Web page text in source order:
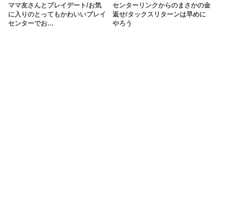
ママ友さんとプレイデート/お気
に入りのとってもかわいいプレイ
センターでお…
センターリンクからのまさかの金
返せ/タックスリターンは早めに
やろう